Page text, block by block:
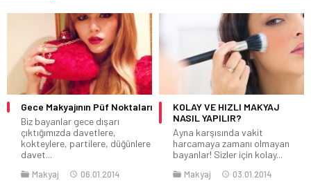
Gece Makyajının Püf Noktaları
Biz bayanlar gece dışarı
çıktığımızda davetlere,
kokteylere, partilere, düğünlere
davet...
Makyaj
06.01.2014
KOLAY VE HIZLI MAKYAJ
NASIL YAPILIR?
Ayna karşısında vakit
harcamaya zamanı olmayan
bayanlar! Sizler için kolay...
Makyaj
03.01.2014